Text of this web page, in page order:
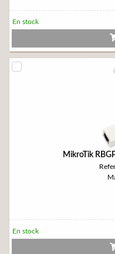
En stock
MikroTik
En stock